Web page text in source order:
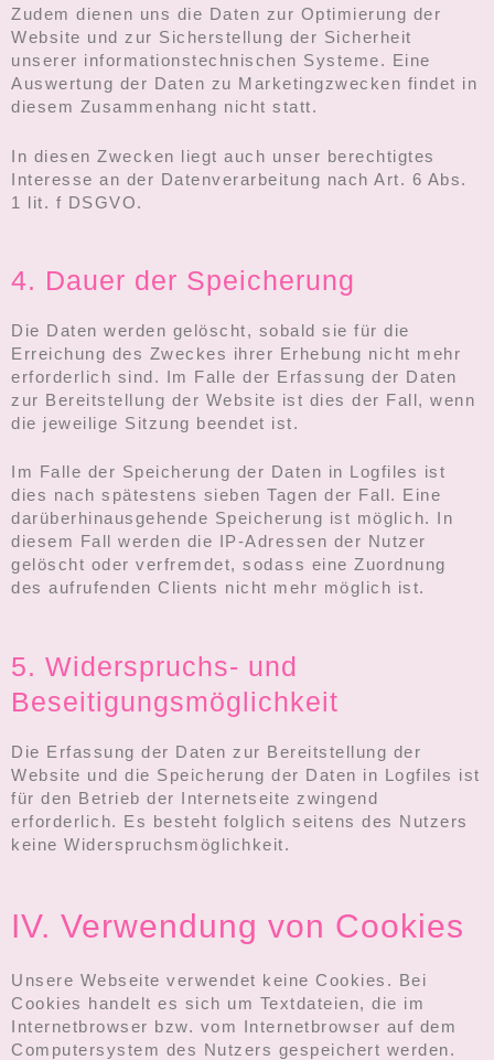
Zudem dienen uns die Daten zur Optimierung der
Website und zur Sicherstellung der Sicherheit
unserer informationstechnischen Systeme. Eine
Auswertung der Daten zu Marketingzwecken findet in
diesem Zusammenhang nicht statt.
In diesen Zwecken liegt auch unser berechtigtes
Interesse an der Datenverarbeitung nach Art. 6 Abs.
1 lit. f DSGVO.
4. Dauer der Speicherung
Die Daten werden gelöscht, sobald sie für die
Erreichung des Zweckes ihrer Erhebung nicht mehr
erforderlich sind. Im Falle der Erfassung der Daten
zur Bereitstellung der Website ist dies der Fall, wenn
die jeweilige Sitzung beendet ist.
Im Falle der Speicherung der Daten in Logfiles ist
dies nach spätestens sieben Tagen der Fall. Eine
darüberhinausgehende Speicherung ist möglich. In
diesem Fall werden die IP-Adressen der Nutzer
gelöscht oder verfremdet, sodass eine Zuordnung
des aufrufenden Clients nicht mehr möglich ist.
5. Widerspruchs- und
Beseitigungsmöglichkeit
Die Erfassung der Daten zur Bereitstellung der
Website und die Speicherung der Daten in Logfiles ist
für den Betrieb der Internetseite zwingend
erforderlich. Es besteht folglich seitens des Nutzers
keine Widerspruchsmöglichkeit.
IV. Verwendung von Cookies
Unsere Webseite verwendet keine Cookies. Bei
Cookies handelt es sich um Textdateien, die im
Internetbrowser bzw. vom Internetbrowser auf dem
Computersystem des Nutzers gespeichert werden.